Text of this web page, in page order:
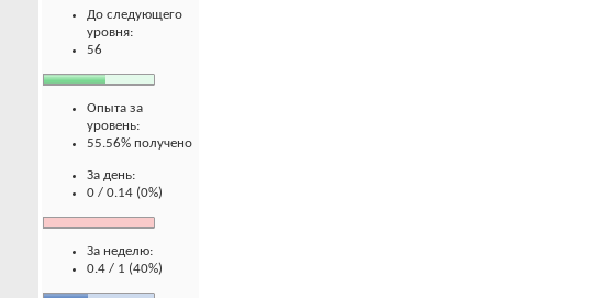
До следующего
уровня:
56
Опыта за
уровень:
55.56% получено
За день:
0 / 0.14 (0%)
За неделю:
0.4 / 1 (40%)